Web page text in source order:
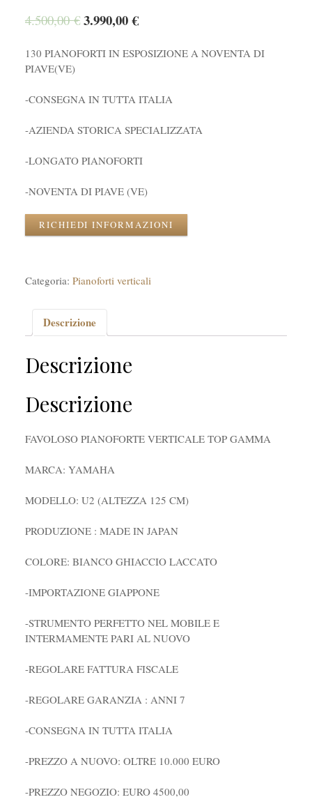
4.500,00€ 3.990,00€
130 PIANOFORTI IN ESPOSIZIONE A NOVENTA DI
PIAVE(VE)
-CONSEGNA IN TUTTA ITALIA
-AZIENDA STORICA SPECIALIZZATA
-LONGATO PIANOFORTI
-NOVENTA DI PIAVE (VE)
RICHIEDI INFORMAZIONI
Categoria: Pianoforti verticali
Descrizione
Descrizione
Descrizione
FAVOLOSO PIANOFORTE VERTICALE TOP GAMMA
MARCA: YAMAHA
MODELLO: U2 (ALTEZZA 125 CM)
PRODUZIONE : MADE IN JAPAN
COLORE: BIANCO GHIACCIO LACCATO
-IMPORTAZIONE GIAPPONE
-STRUMENTO PERFETTO NEL MOBILE E
INTERMAMENTE PARI AL NUOVO
-REGOLARE FATTURA FISCALE
-REGOLARE GARANZIA : ANNI 7
-CONSEGNA IN TUTTA ITALIA
-PREZZO A NUOVO: OLTRE 10.000 EURO
-PREZZO NEGOZIO: EURO 4500,00